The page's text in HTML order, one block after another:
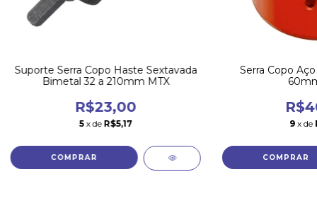
Suporte Serra Copo Haste Sextavada
Bimetal 32 a 210mm MTX
R$23,00
5 x de R$5,17
Serra Copo
9 x de